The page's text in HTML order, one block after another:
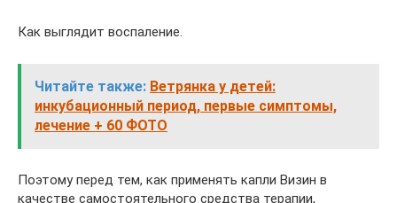
Как выглядит воспаление.
Читайте также: Ветрянка у детей:
инкубационный период, первые симптомы,
лечение + 60 ФОТО
Поэтому перед тем, как применять капли Визин в
качестве самостоятельного средства терапии,